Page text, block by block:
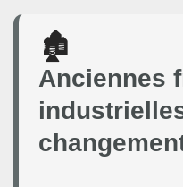
🏚️
Anciennes